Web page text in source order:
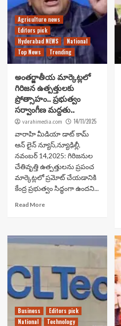
Agriculture news
Editors pick
Hyderabad NEWS
National
Top News
Trending
అంతర్జాతీయ మార్కెట్లలో
గిరిజన ఉత్పత్తులకు
ప్రోత్సాహం.. ప్రభుత్వం
సర్వాంగీణ మద్దతు..
varahimedia.com 14/11/2025
వారాహి మీడియా డాట్ కామ్
ఆన్ లైన్ న్యూస్,న్యూఢిల్లీ,
నవంబర్ 14,2025: గిరిజనుల
చేతివృత్తి ఉత్పత్తులను ప్రపంచ
మార్కెట్లలో ప్రమోట్ చేయడానికి
కేంద్ర ప్రభుత్వం సిద్ధంగా ఉందని...
Read More
Business
Editors pick
National
Technology